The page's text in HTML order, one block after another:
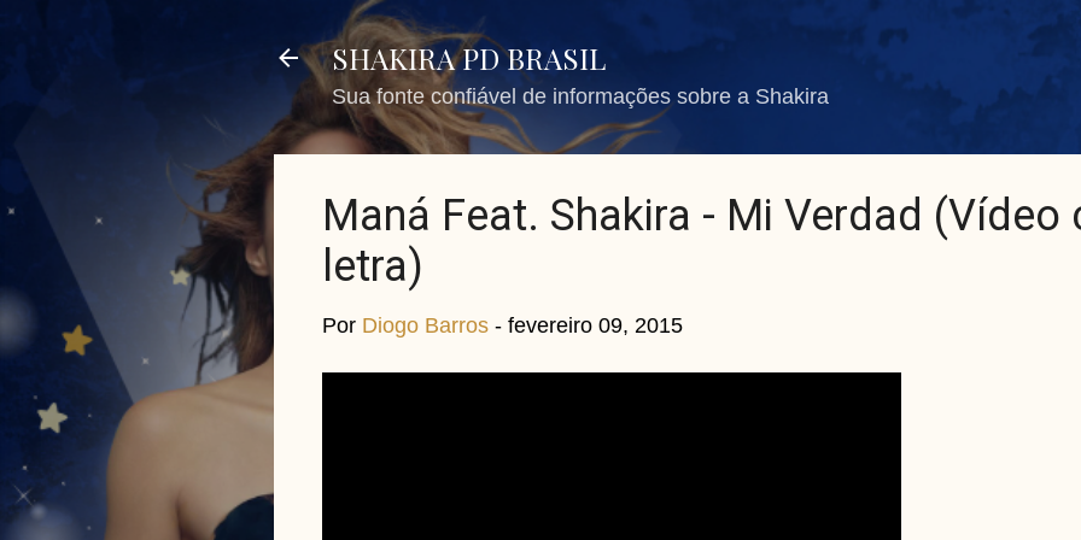
Pular para o conteúdo principal
SHAKIRA PD BRASIL
Sua fonte confiável de informações sobre a Shakira
Maná Feat. Shakira - Mi Verdad (Vídeo
letra)
Por Diogo Barros - fevereiro 09, 2015